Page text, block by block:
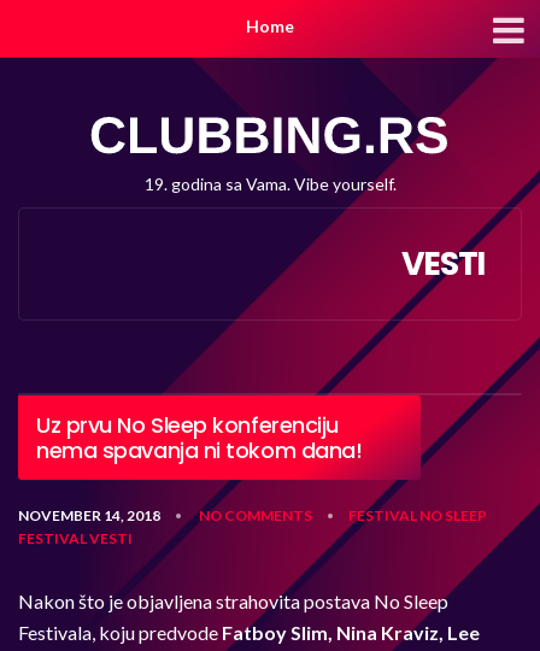
Home
19. godina sa Vama. Vibe yourself.
VESTI
Uz prvu No Sleep konferenciju
nema spavanja ni tokom dana!
NOVEMBER 14, 2018 • NO COMMENTS • FESTIVAL NO SLEEP
FESTIVALVESTI
Nakon što je objavljena strahovita postava No Sleep
Festivala, koju predvode Fatboy Slim, Nina Kraviz, Lee